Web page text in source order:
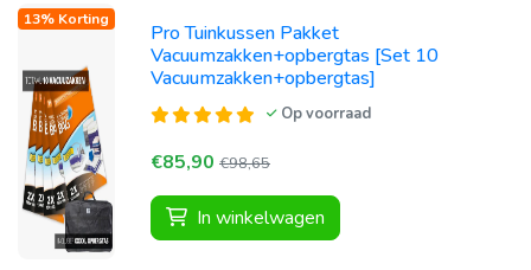
13% Korting
Pro Tuinkussen Pakket
Vacuumzakken+opbergtas [Set 10
Vacuumzakken+opbergtas]
Op voorraad
€85,90 €98,65
In winkelwagen